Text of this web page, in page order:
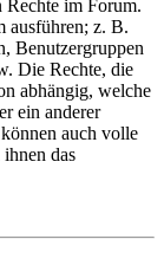
Rechte im Forum.
ausführen; z. B.
Benutzergruppen
Die Rechte, die
abhängig, welche
ein anderer
auch volle
das